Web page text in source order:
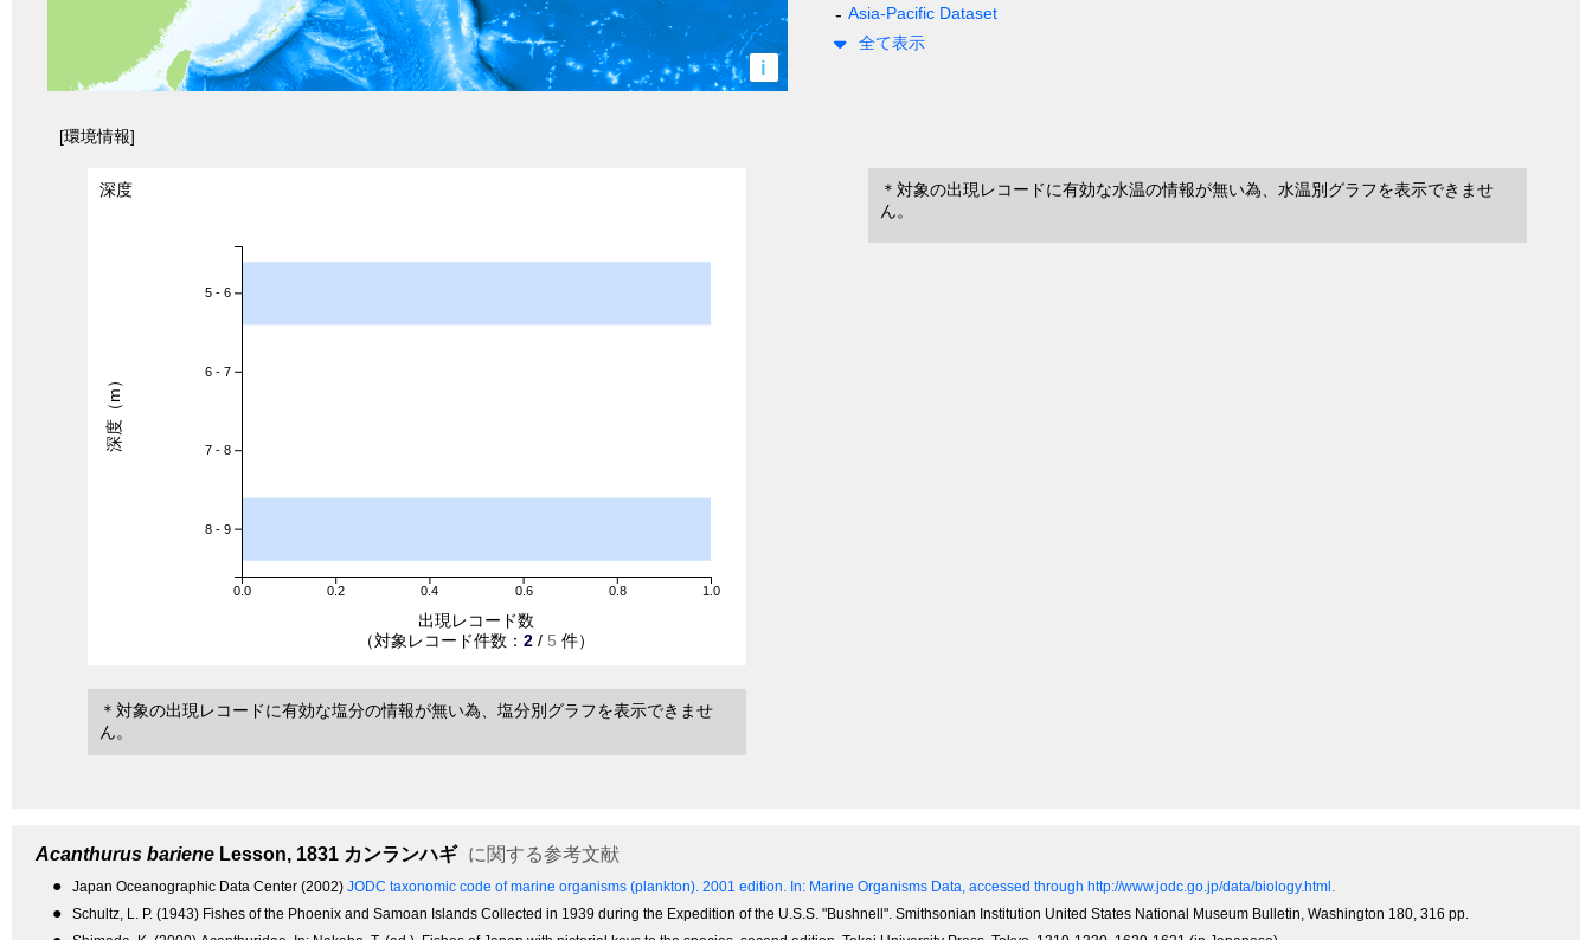
i
Asia-Pacific Dataset
全て表示
[環境情報]
深度
0.0 0.2 0.4 0.6 0.8 1.0
5 - 6
6 - 7
7 - 8
8 - 9
出現レコード数
（対象レコード件数： 2 / 5 件）
深度（m）
＊対象の出現レコードに有効な水温の情報が無い為、水温別グラフを表示できませ
ん。
＊対象の出現レコードに有効な塩分の情報が無い為、塩分別グラフを表示できませ
ん。
Acanthurus bariene Lesson, 1831 カンランハギ に関する参考文献
● Japan Oceanographic Data Center (2002) JODC taxonomic code of marine organisms (plankton). 2001 edition. In: Marine Organisms Data, accessed through http://www.jodc.go.jp/data/biology.html.
● Schultz, L. P. (1943) Fishes of the Phoenix and Samoan Islands Collected in 1939 during the Expedition of the U.S.S. "Bushnell". Smithsonian Institution United States National Museum Bulletin, Washington 180, 316 pp.